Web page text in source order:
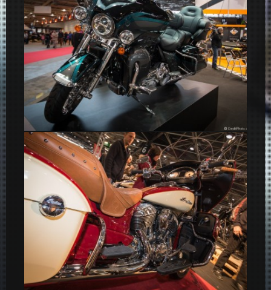
Harley Davidson CVO Ultra limited noire